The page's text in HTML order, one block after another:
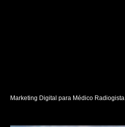
Marketing Digital para Médico Radiogista